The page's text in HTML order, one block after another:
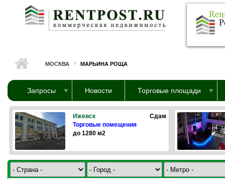
Перейти к основному содержанию
МОСКВА МАРЬИНА РОЩА
Запросы Новости Торговые площади
Ижевск
Сдам
Торговые помещения
до 1280 м2